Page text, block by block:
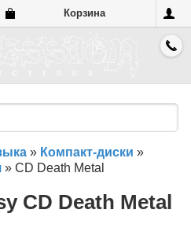
Корзина
» Компакт-диски »
» CD Death Metal
CD Death Metal